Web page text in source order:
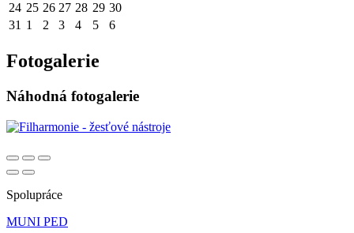
24 25 26 27 28 29 30
31 1 2 3 4 5 6
Fotogalerie
Náhodná fotogalerie
Spolupráce
MUNI PED